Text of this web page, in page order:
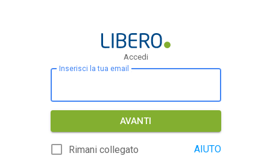
Accedi
Inserisci la tua email
AVANTI
Rimani collegato AIUTO